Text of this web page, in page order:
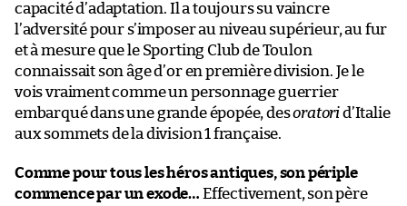
capacité d’adaptation. Il a toujours su vaincre
l’adversité pour s’imposer au niveau supérieur, au fur
et à mesure que le Sporting Club de Toulon
connaissait son âge d’or en première division. Je le
vois vraiment comme un personnage guerrier
embarqué dans une grande épopée, desoratori d’Italie
aux sommets de la division 1 française.
Comme pour tous les héros antiques, son périple
commence par un exode… Effectivement, son père